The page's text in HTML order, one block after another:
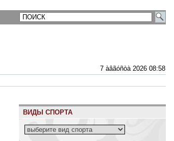
7 àâãóñòà 2026 08:58
ВИДЫ СПОРТА